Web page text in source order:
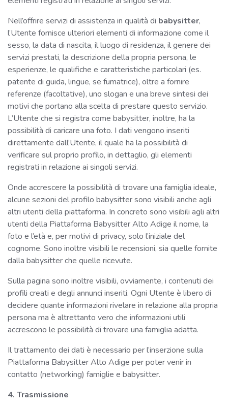
Nell’offrire servizi di assistenza in qualità di babysitter,
l’Utente fornisce ulteriori elementi di informazione come il
sesso, la data di nascita, il luogo di residenza, il genere dei
servizi prestati, la descrizione della propria persona, le
esperienze, le qualifiche e caratteristiche particolari (es.
patente di guida, lingue, se fumatrice), oltre a fornire
referenze (facoltative), uno slogan e una breve sintesi dei
motivi che portano alla scelta di prestare questo servizio.
L’Utente che si registra come babysitter, inoltre, ha la
possibilità di caricare una foto. I dati vengono inseriti
direttamente dall’Utente, il quale ha la possibilità di
verificare sul proprio profilo, in dettaglio, gli elementi
registrati in relazione ai singoli servizi.
Onde accrescere la possibilità di trovare una famiglia ideale,
alcune sezioni del profilo babysitter sono visibili anche agli
altri utenti della piattaforma. In concreto sono visibili agli altri
utenti della Piattaforma Babysitter Alto Adige il nome, la
foto e l’età e, per motivi di privacy, solo l’iniziale del
cognome. Sono inoltre visibili le recensioni, sia quelle fornite
dalla babysitter che quelle ricevute.
Sulla pagina sono inoltre visibili, ovviamente, i contenuti dei
profili creati e degli annunci inseriti. Ogni Utente è libero di
decidere quante informazioni rivelare in relazione alla propria
persona ma è altrettanto vero che informazioni utili
accrescono le possibilità di trovare una famiglia adatta.
Il trattamento dei dati è necessario per l’inserzione sulla
Piattaforma Babysitter Alto Adige per poter venir in
contatto (networking) famiglie e babysitter.
4. Trasmissione